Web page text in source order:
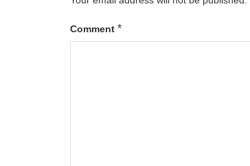
Comment *